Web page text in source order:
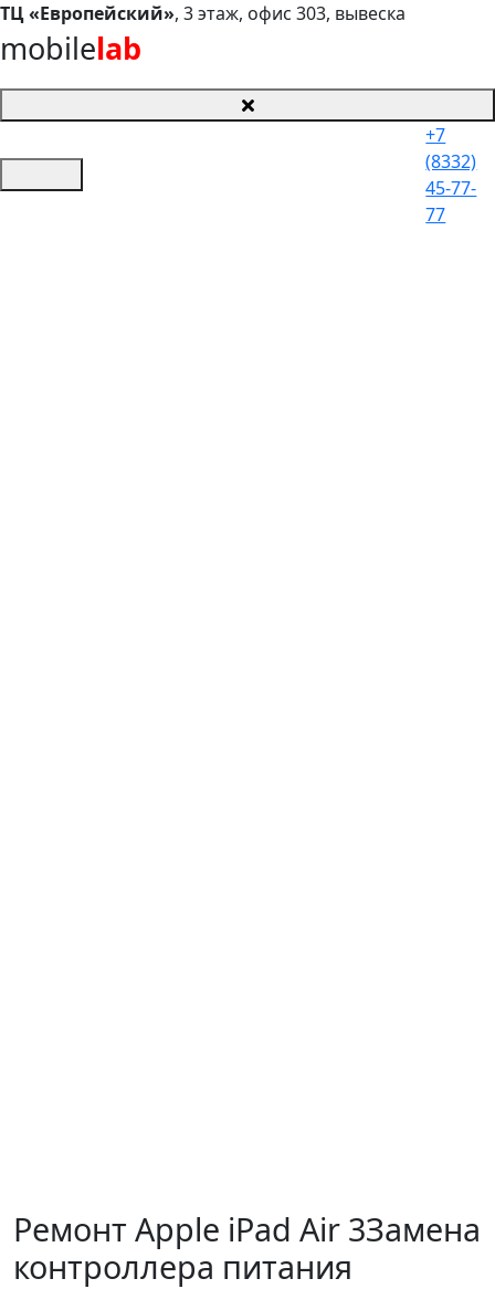
ТЦ «Европейский», 3 этаж, офис 303, вывеска
mobilelab
+7
(8332)
45-77-
77
Ремонт Apple iPad Air 3Замена
контроллера питания